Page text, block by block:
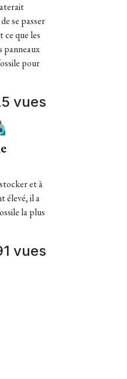
se passer
que les
panneaux
pour
vues
et à
élevé, il a
la plus
vues